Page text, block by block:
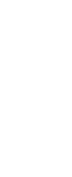
Salah
ktorý sa
zo
báze
a